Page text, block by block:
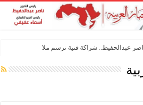
شراكة فنية ترسم ملامح مستقبل الكليب